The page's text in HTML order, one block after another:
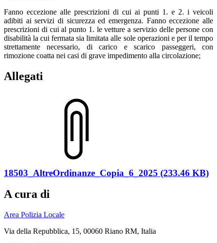
Fanno eccezione alle prescrizioni di cui ai punti 1. e 2. i veicoli
adibiti ai servizi di sicurezza ed emergenza. Fanno eccezione alle
prescrizioni di cui al punto 1. le vetture a servizio delle persone con
disabilità la cui fermata sia limitata alle sole operazioni e per il tempo
strettamente necessario, di carico e scarico passeggeri, con
rimozione coatta nei casi di grave impedimento alla circolazione;
Allegati
18503_AltreOrdinanze_Copia_6_2025 (233.46 KB)
A cura di
Area Polizia Locale
Via della Repubblica, 15, 00060 Riano RM, Italia